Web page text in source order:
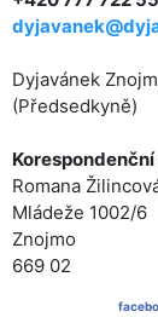
Dyjavánek
(Předsedkyně)
Romana
Mládeže 1002/6
Znojmo
669 02